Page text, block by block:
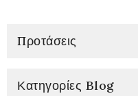
Προτάσεις
Κατηγορίες Blog